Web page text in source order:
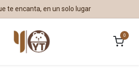
te encanta, en un solo lugar
0